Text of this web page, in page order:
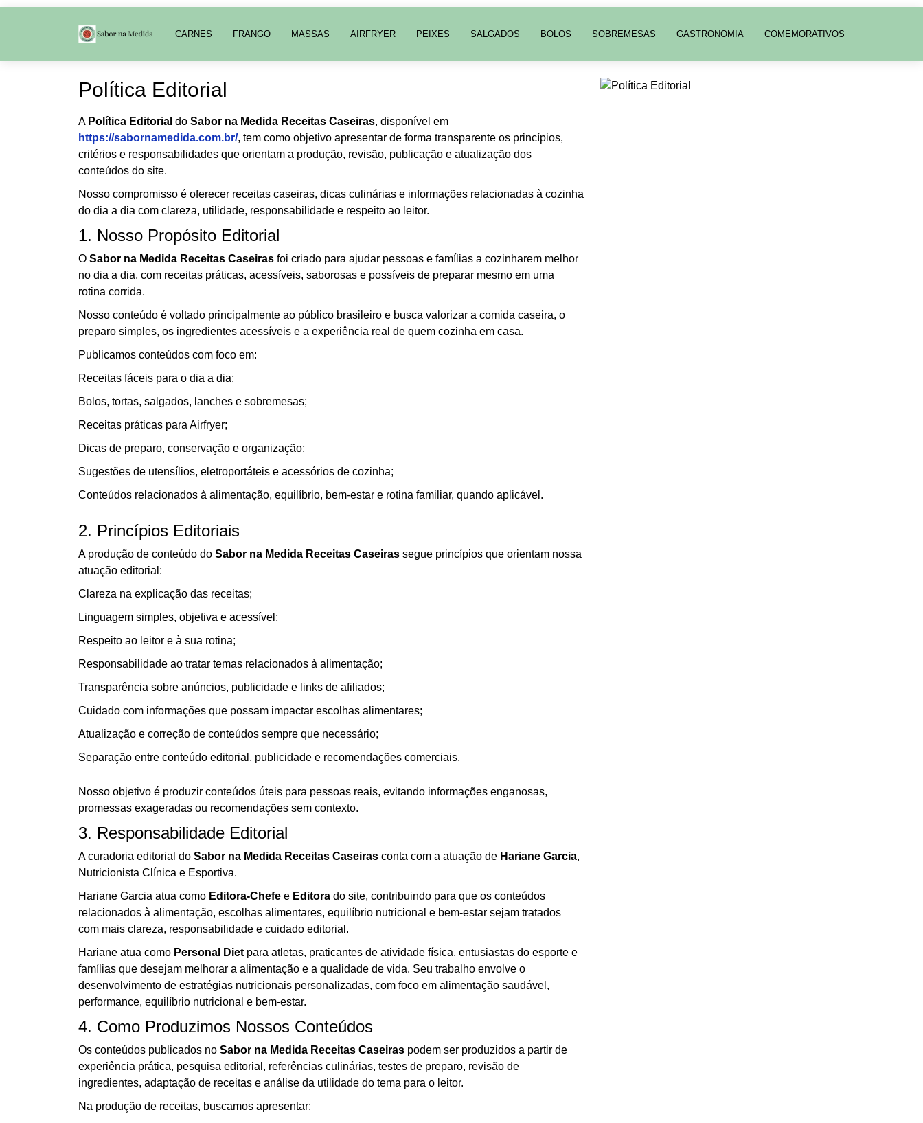
CARNES FRANGO MASSAS AIRFRYER PEIXES SALGADOS BOLOS SOBREMESAS GASTRONOMIA COMEMORATIVOS
Política Editorial
A Política Editorial do Sabor na Medida Receitas Caseiras, disponível em
https://sabornamedida.com.br/, tem como objetivo apresentar de forma transparente os princípios,
critérios e responsabilidades que orientam a produção, revisão, publicação e atualização dos
conteúdos do site.
Nosso compromisso é oferecer receitas caseiras, dicas culinárias e informações relacionadas à cozinha
do dia a dia com clareza, utilidade, responsabilidade e respeito ao leitor.
1. Nosso Propósito Editorial
O Sabor na Medida Receitas Caseiras foi criado para ajudar pessoas e famílias a cozinharem melhor
no dia a dia, com receitas práticas, acessíveis, saborosas e possíveis de preparar mesmo em uma
rotina corrida.
Nosso conteúdo é voltado principalmente ao público brasileiro e busca valorizar a comida caseira, o
preparo simples, os ingredientes acessíveis e a experiência real de quem cozinha em casa.
Publicamos conteúdos com foco em:
Receitas fáceis para o dia a dia;
Bolos, tortas, salgados, lanches e sobremesas;
Receitas práticas para Airfryer;
Dicas de preparo, conservação e organização;
Sugestões de utensílios, eletroportáteis e acessórios de cozinha;
Conteúdos relacionados à alimentação, equilíbrio, bem-estar e rotina familiar, quando aplicável.
2. Princípios Editoriais
A produção de conteúdo do Sabor na Medida Receitas Caseiras segue princípios que orientam nossa
atuação editorial:
Clareza na explicação das receitas;
Linguagem simples, objetiva e acessível;
Respeito ao leitor e à sua rotina;
Responsabilidade ao tratar temas relacionados à alimentação;
Transparência sobre anúncios, publicidade e links de afiliados;
Cuidado com informações que possam impactar escolhas alimentares;
Atualização e correção de conteúdos sempre que necessário;
Separação entre conteúdo editorial, publicidade e recomendações comerciais.
Nosso objetivo é produzir conteúdos úteis para pessoas reais, evitando informações enganosas,
promessas exageradas ou recomendações sem contexto.
3. Responsabilidade Editorial
A curadoria editorial do Sabor na Medida Receitas Caseiras conta com a atuação de Hariane Garcia,
Nutricionista Clínica e Esportiva.
Hariane Garcia atua como Editora-Chefe e Editora do site, contribuindo para que os conteúdos
relacionados à alimentação, escolhas alimentares, equilíbrio nutricional e bem-estar sejam tratados
com mais clareza, responsabilidade e cuidado editorial.
Hariane atua como Personal Diet para atletas, praticantes de atividade física, entusiastas do esporte e
famílias que desejam melhorar a alimentação e a qualidade de vida. Seu trabalho envolve o
desenvolvimento de estratégias nutricionais personalizadas, com foco em alimentação saudável,
performance, equilíbrio nutricional e bem-estar.
4. Como Produzimos Nossos Conteúdos
Os conteúdos publicados no Sabor na Medida Receitas Caseiras podem ser produzidos a partir de
experiência prática, pesquisa editorial, referências culinárias, testes de preparo, revisão de
ingredientes, adaptação de receitas e análise da utilidade do tema para o leitor.
Na produção de receitas, buscamos apresentar: